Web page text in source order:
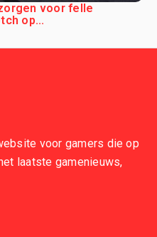
voor felle
op...
voor gamers die op
laatste gamenieuws,